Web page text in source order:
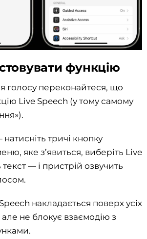
функцію
голосу переконайтеся, що
Live Speech (у тому самому
тричі кнопку
яке з’явиться, виберіть Live
текст — і пристрій озвучить
накладається поверх усіх
не блокує взаємодію з